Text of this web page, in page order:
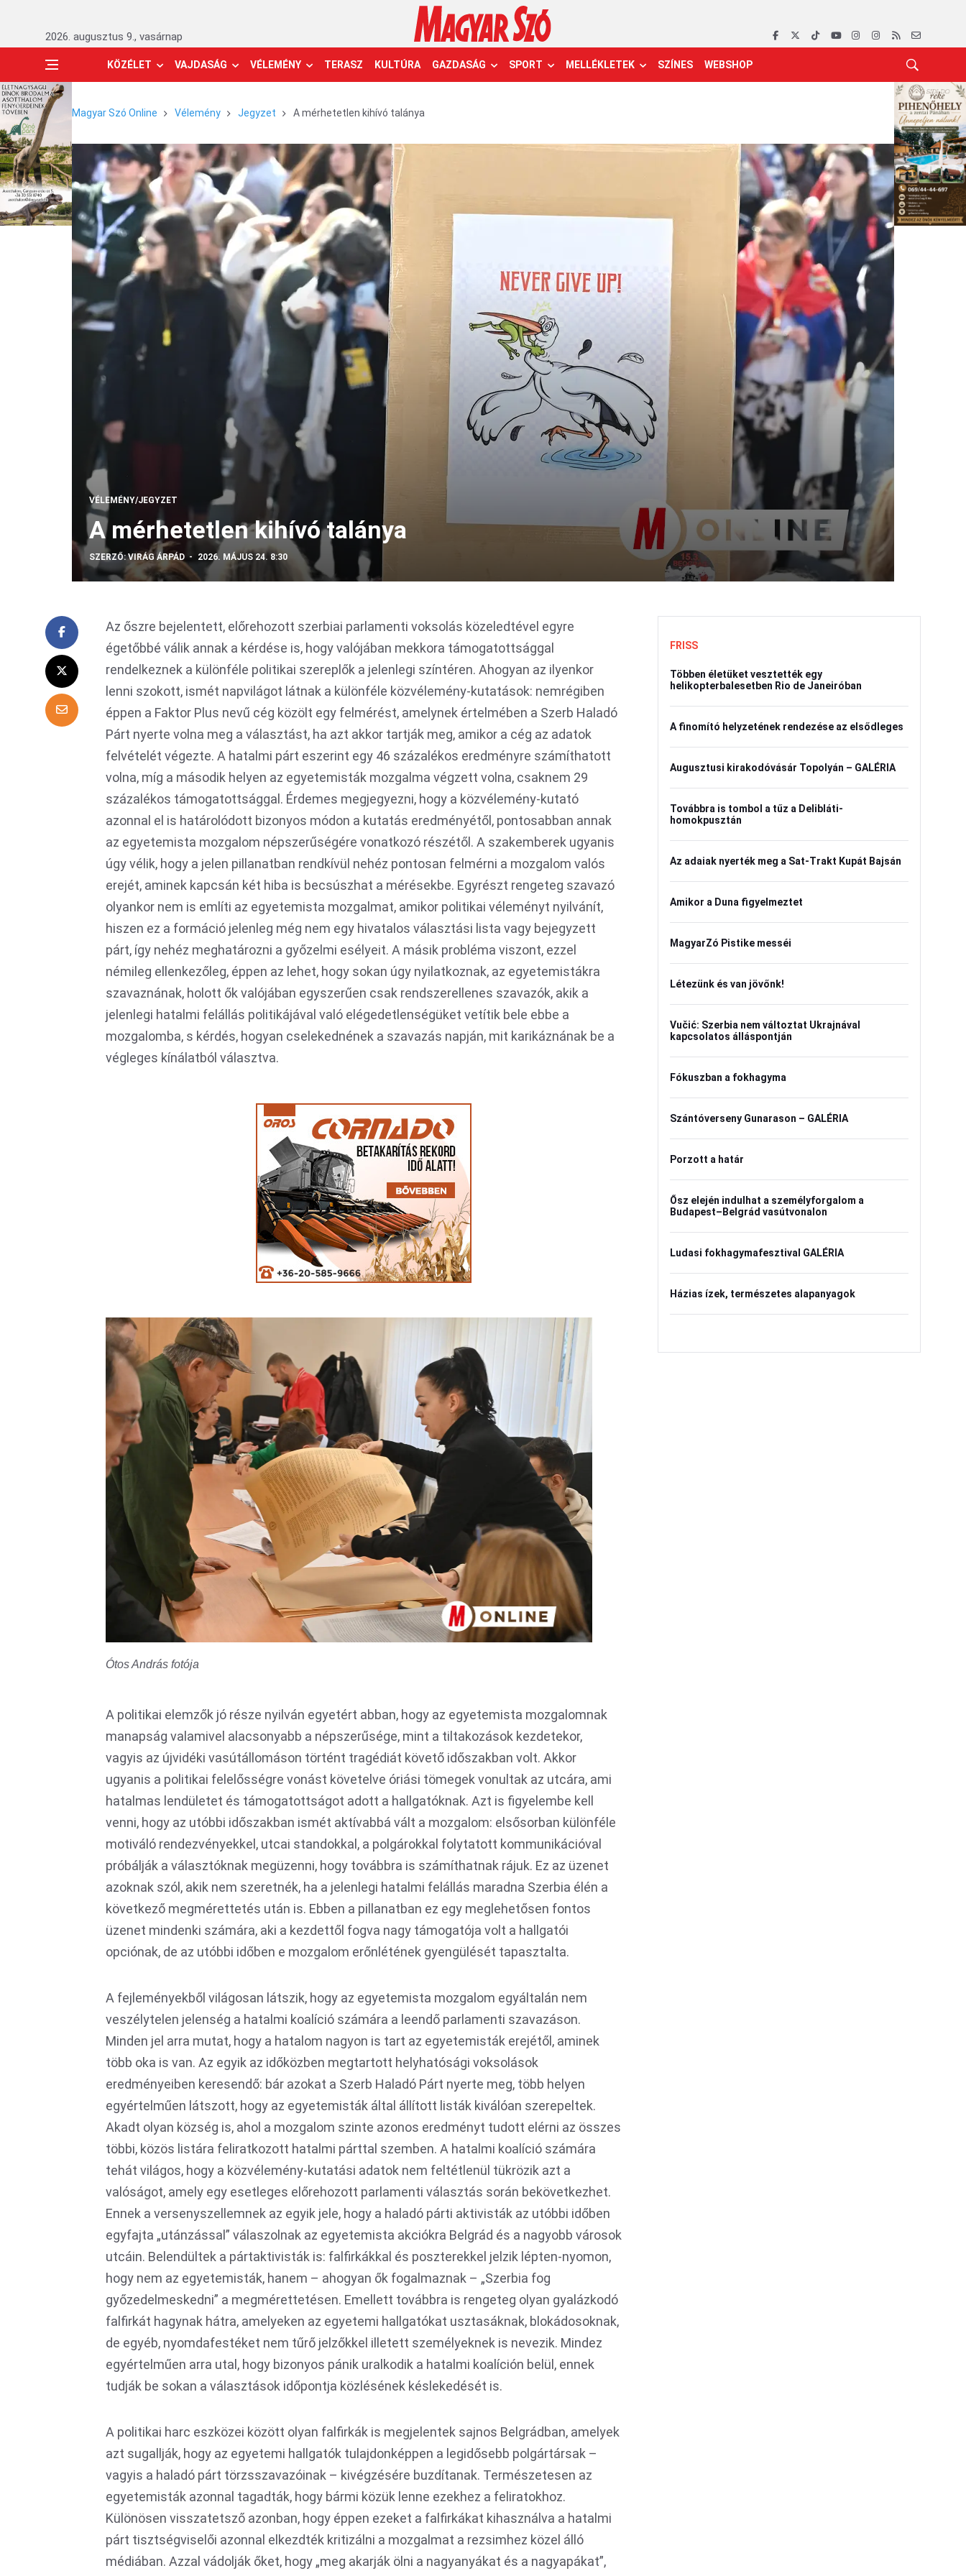
2026. augusztus 9., vasárnap
KÖZÉLET VAJDASÁG VÉLEMÉNY TERASZ KULTÚRA GAZDASÁG SPORT MELLÉKLETEK SZÍNES WEBSHOP
Magyar Szó Online Vélemény Jegyzet A mérhetetlen kihívó talánya
VÉLEMÉNY/JEGYZET
A mérhetetlen kihívó talánya
SZERZŐ: VIRÁG ÁRPÁD 2026. MÁJUS 24. 8:30
Az őszre bejelentett, előrehozott szerbiai parlamenti voksolás közeledtével egyre
égetőbbé válik annak a kérdése is, hogy valójában mekkora támogatottsággal
rendelkeznek a különféle politikai szereplők a jelenlegi színtéren. Ahogyan az ilyenkor
lenni szokott, ismét napvilágot látnak a különféle közvélemény-kutatások: nemrégiben
éppen a Faktor Plus nevű cég közölt egy felmérést, amelynek értelmében a Szerb Haladó
Párt nyerte volna meg a választást, ha azt akkor tartják meg, amikor a cég az adatok
felvételét végezte. A hatalmi párt eszerint egy 46 százalékos eredményre számíthatott
volna, míg a második helyen az egyetemisták mozgalma végzett volna, csaknem 29
százalékos támogatottsággal. Érdemes megjegyezni, hogy a közvélemény-kutató
azonnal el is határolódott bizonyos módon a kutatás eredményétől, pontosabban annak
az egyetemista mozgalom népszerűségére vonatkozó részétől. A szakemberek ugyanis
úgy vélik, hogy a jelen pillanatban rendkívül nehéz pontosan felmérni a mozgalom valós
erejét, aminek kapcsán két hiba is becsúszhat a mérésekbe. Egyrészt rengeteg szavazó
olyankor nem is említi az egyetemista mozgalmat, amikor politikai véleményt nyilvánít,
hiszen ez a formáció jelenleg még nem egy hivatalos választási lista vagy bejegyzett
párt, így nehéz meghatározni a győzelmi esélyeit. A másik probléma viszont, ezzel
némileg ellenkezőleg, éppen az lehet, hogy sokan úgy nyilatkoznak, az egyetemistákra
szavaznának, holott ők valójában egyszerűen csak rendszerellenes szavazók, akik a
jelenlegi hatalmi felállás politikájával való elégedetlenségüket vetítik bele ebbe a
mozgalomba, s kérdés, hogyan cselekednének a szavazás napján, mit karikáznának be a
végleges kínálatból választva.
Ótos András fotója
A politikai elemzők jó része nyilván egyetért abban, hogy az egyetemista mozgalomnak
manapság valamivel alacsonyabb a népszerűsége, mint a tiltakozások kezdetekor,
vagyis az újvidéki vasútállomáson történt tragédiát követő időszakban volt. Akkor
ugyanis a politikai felelősségre vonást követelve óriási tömegek vonultak az utcára, ami
hatalmas lendületet és támogatottságot adott a hallgatóknak. Azt is figyelembe kell
venni, hogy az utóbbi időszakban ismét aktívabbá vált a mozgalom: elsősorban különféle
motiváló rendezvényekkel, utcai standokkal, a polgárokkal folytatott kommunikációval
próbálják a választóknak megüzenni, hogy továbbra is számíthatnak rájuk. Ez az üzenet
azoknak szól, akik nem szeretnék, ha a jelenlegi hatalmi felállás maradna Szerbia élén a
következő megmérettetés után is. Ebben a pillanatban ez egy meglehetősen fontos
üzenet mindenki számára, aki a kezdettől fogva nagy támogatója volt a hallgatói
opciónak, de az utóbbi időben e mozgalom erőnlétének gyengülését tapasztalta.
A fejleményekből világosan látszik, hogy az egyetemista mozgalom egyáltalán nem
veszélytelen jelenség a hatalmi koalíció számára a leendő parlamenti szavazáson.
Minden jel arra mutat, hogy a hatalom nagyon is tart az egyetemisták erejétől, aminek
több oka is van. Az egyik az időközben megtartott helyhatósági voksolások
eredményeiben keresendő: bár azokat a Szerb Haladó Párt nyerte meg, több helyen
egyértelműen látszott, hogy az egyetemisták által állított listák kiválóan szerepeltek.
Akadt olyan község is, ahol a mozgalom szinte azonos eredményt tudott elérni az összes
többi, közös listára feliratkozott hatalmi párttal szemben. A hatalmi koalíció számára
tehát világos, hogy a közvélemény-kutatási adatok nem feltétlenül tükrözik azt a
valóságot, amely egy esetleges előrehozott parlamenti választás során bekövetkezhet.
Ennek a versenyszellemnek az egyik jele, hogy a haladó párti aktivisták az utóbbi időben
egyfajta „utánzással” válaszolnak az egyetemista akciókra Belgrád és a nagyobb városok
utcáin. Belendültek a pártaktivisták is: falfirkákkal és poszterekkel jelzik lépten-nyomon,
hogy nem az egyetemisták, hanem – ahogyan ők fogalmaznak – „Szerbia fog
győzedelmeskedni” a megmérettetésen. Emellett továbbra is rengeteg olyan gyalázkodó
falfirkát hagynak hátra, amelyeken az egyetemi hallgatókat usztasáknak, blokádosoknak,
de egyéb, nyomdafestéket nem tűrő jelzőkkel illetett személyeknek is nevezik. Mindez
egyértelműen arra utal, hogy bizonyos pánik uralkodik a hatalmi koalíción belül, ennek
tudják be sokan a választások időpontja közlésének késlekedését is.
A politikai harc eszközei között olyan falfirkák is megjelentek sajnos Belgrádban, amelyek
azt sugallják, hogy az egyetemi hallgatók tulajdonképpen a legidősebb polgártársak –
vagyis a haladó párt törzsszavazóinak – kivégzésére buzdítanak. Természetesen az
egyetemisták azonnal tagadták, hogy bármi közük lenne ezekhez a feliratokhoz.
Különösen visszatetsző azonban, hogy éppen ezeket a falfirkákat kihasználva a hatalmi
párt tisztségviselői azonnal elkezdték kritizálni a mozgalmat a rezsimhez közel álló
médiában. Azzal vádolják őket, hogy „meg akarják ölni a nagyanyákat és a nagyapákat”,
FRISS
Többen életüket vesztették egy
helikopterbalesetben Rio de Janeiróban
A finomító helyzetének rendezése az elsődleges
Augusztusi kirakodóvásár Topolyán – GALÉRIA
Továbbra is tombol a tűz a Delibláti-
homokpusztán
Az adaiak nyerték meg a Sat-Trakt Kupát Bajsán
Amikor a Duna figyelmeztet
MagyarZó Pistike messéi
Létezünk és van jövőnk!
Vučić: Szerbia nem változtat Ukrajnával
kapcsolatos álláspontján
Fókuszban a fokhagyma
Szántóverseny Gunarason – GALÉRIA
Porzott a határ
Ősz elején indulhat a személyforgalom a
Budapest–Belgrád vasútvonalon
Ludasi fokhagymafesztival GALÉRIA
Házias ízek, természetes alapanyagok